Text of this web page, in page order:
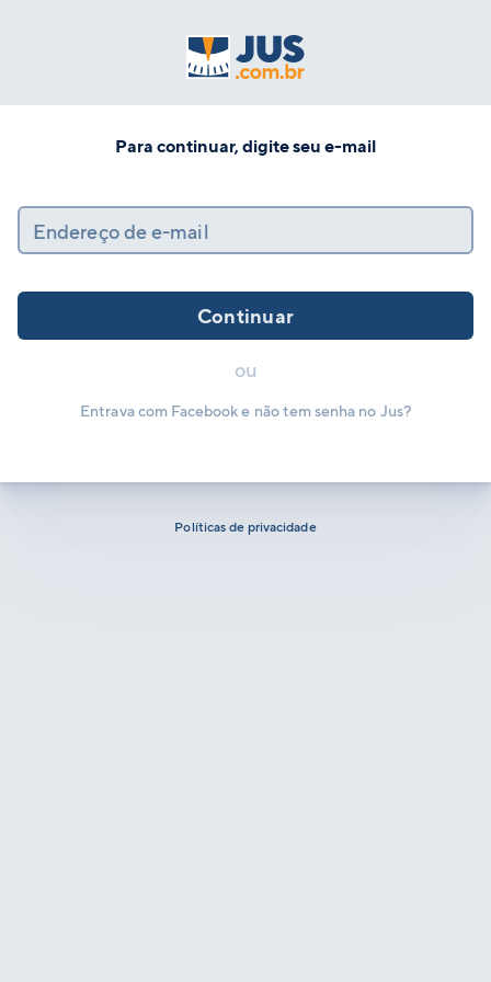
Para continuar, digite seu e-mail
Endereço de e-mail
Continuar
ou
Entrava com Facebook e não tem senha no Jus?
Políticas de privacidade